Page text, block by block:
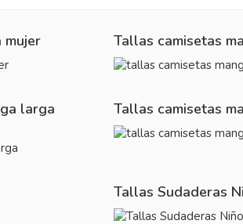
mujer Tallas camisetas
larga Tallas camisetas
Tallas Sudaderas